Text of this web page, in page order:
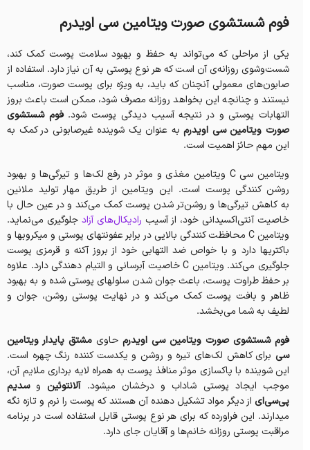
فوم شستشوی صورت ویتامین سی اویدرم
یکی از مراحلی که می‌تواند به حفظ و بهبود سلامت پوست کمک کند،
شست‌وشوی روزانه‌ی آن است که هر نوع پوستی به آن نیاز دارد. استفاده از
صابون‌های معمولی آنچنان که باید، به ویژه‌ برای پوست صورت، مناسب
نیستند و چنانچه این بخواهد روزانه مصرف‌ شود، ممکن است باعث بروز
التهابات پوستی و در نتیجه آسیب دیدگی پوست شود.فوم شستشوی
صورت ویتامین سی اویدرمبه عنوان یک شوینده غیرصابونی در کمک به
این مهم حائز اهمیت است.
ویتامین سی C ویتامین مغذی و موثر در رفع لک‌ها و تیرگی‌ها و بهبود
روشن کنندگی پوست است. این ویتامین از طریق مهار تولید ملانین
به کاهش تیرگی‌ها و روشن‌تر شدن پوست کمک می‌کند و در عین حال با
خاصیت آنتی‌اکسیدانی خود، از آسیب رادیکال‌های آزاد جلوگیری می‌نماید.
ویتامین C محافظت کنندگی بالایی در برابر عفونتهای پوستی و میکروبها و
باکتریها دارد و با خواص ضد التهابی خود از بروز آکنه و قرمزی پوست
جلوگیری می‌کند. ویتامین C خاصیت آبرسانی و التیام دهندگی دارد. علاوه
بر حفظ طراوت پوست، باعث جوان شدن سلولهای پوستی شده و به بهبود
ظاهر و بافت پوست کمک می‌کند و در نهایت پوستی روشن، جوان و
لطیف به شما می‌بخشد.
فوم شستشوی صورت ویتامین سی اویدرم حاوی مشتق پایدار ویتامین
سی برای کاهش لک‌های تیره و روشن و یکدست کننده رنگ چهره است.
این شوینده با پاکسازی موثر منافذ پوست به همراه لایه برداری ملایم آن،
موجب ایجاد پوستی شاداب و درخشان میشود.آلانتوئین وسدیم
پی‌سی‌ای از دیگر مواد تشکیل دهنده آن هستند که پوست را نرم و تازه نگه
میدارند. این فراورده که برای هر نوع پوستی قابل استفاده است در برنامه
مراقبت پوستی روزانه خانم‌ها و آقایان جای دارد.